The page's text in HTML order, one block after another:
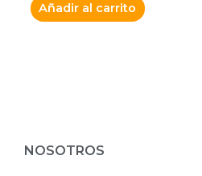
Añadir al carrito
NOSOTROS